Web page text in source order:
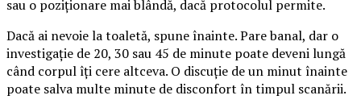
sau o poziționare mai blândă, dacă protocolul permite.
Dacă ai nevoie la toaletă, spune înainte. Pare banal, dar o
investigație de 20, 30 sau 45 de minute poate deveni lungă
când corpul îți cere altceva. O discuție de un minut înainte
poate salva multe minute de disconfort în timpul scanării.